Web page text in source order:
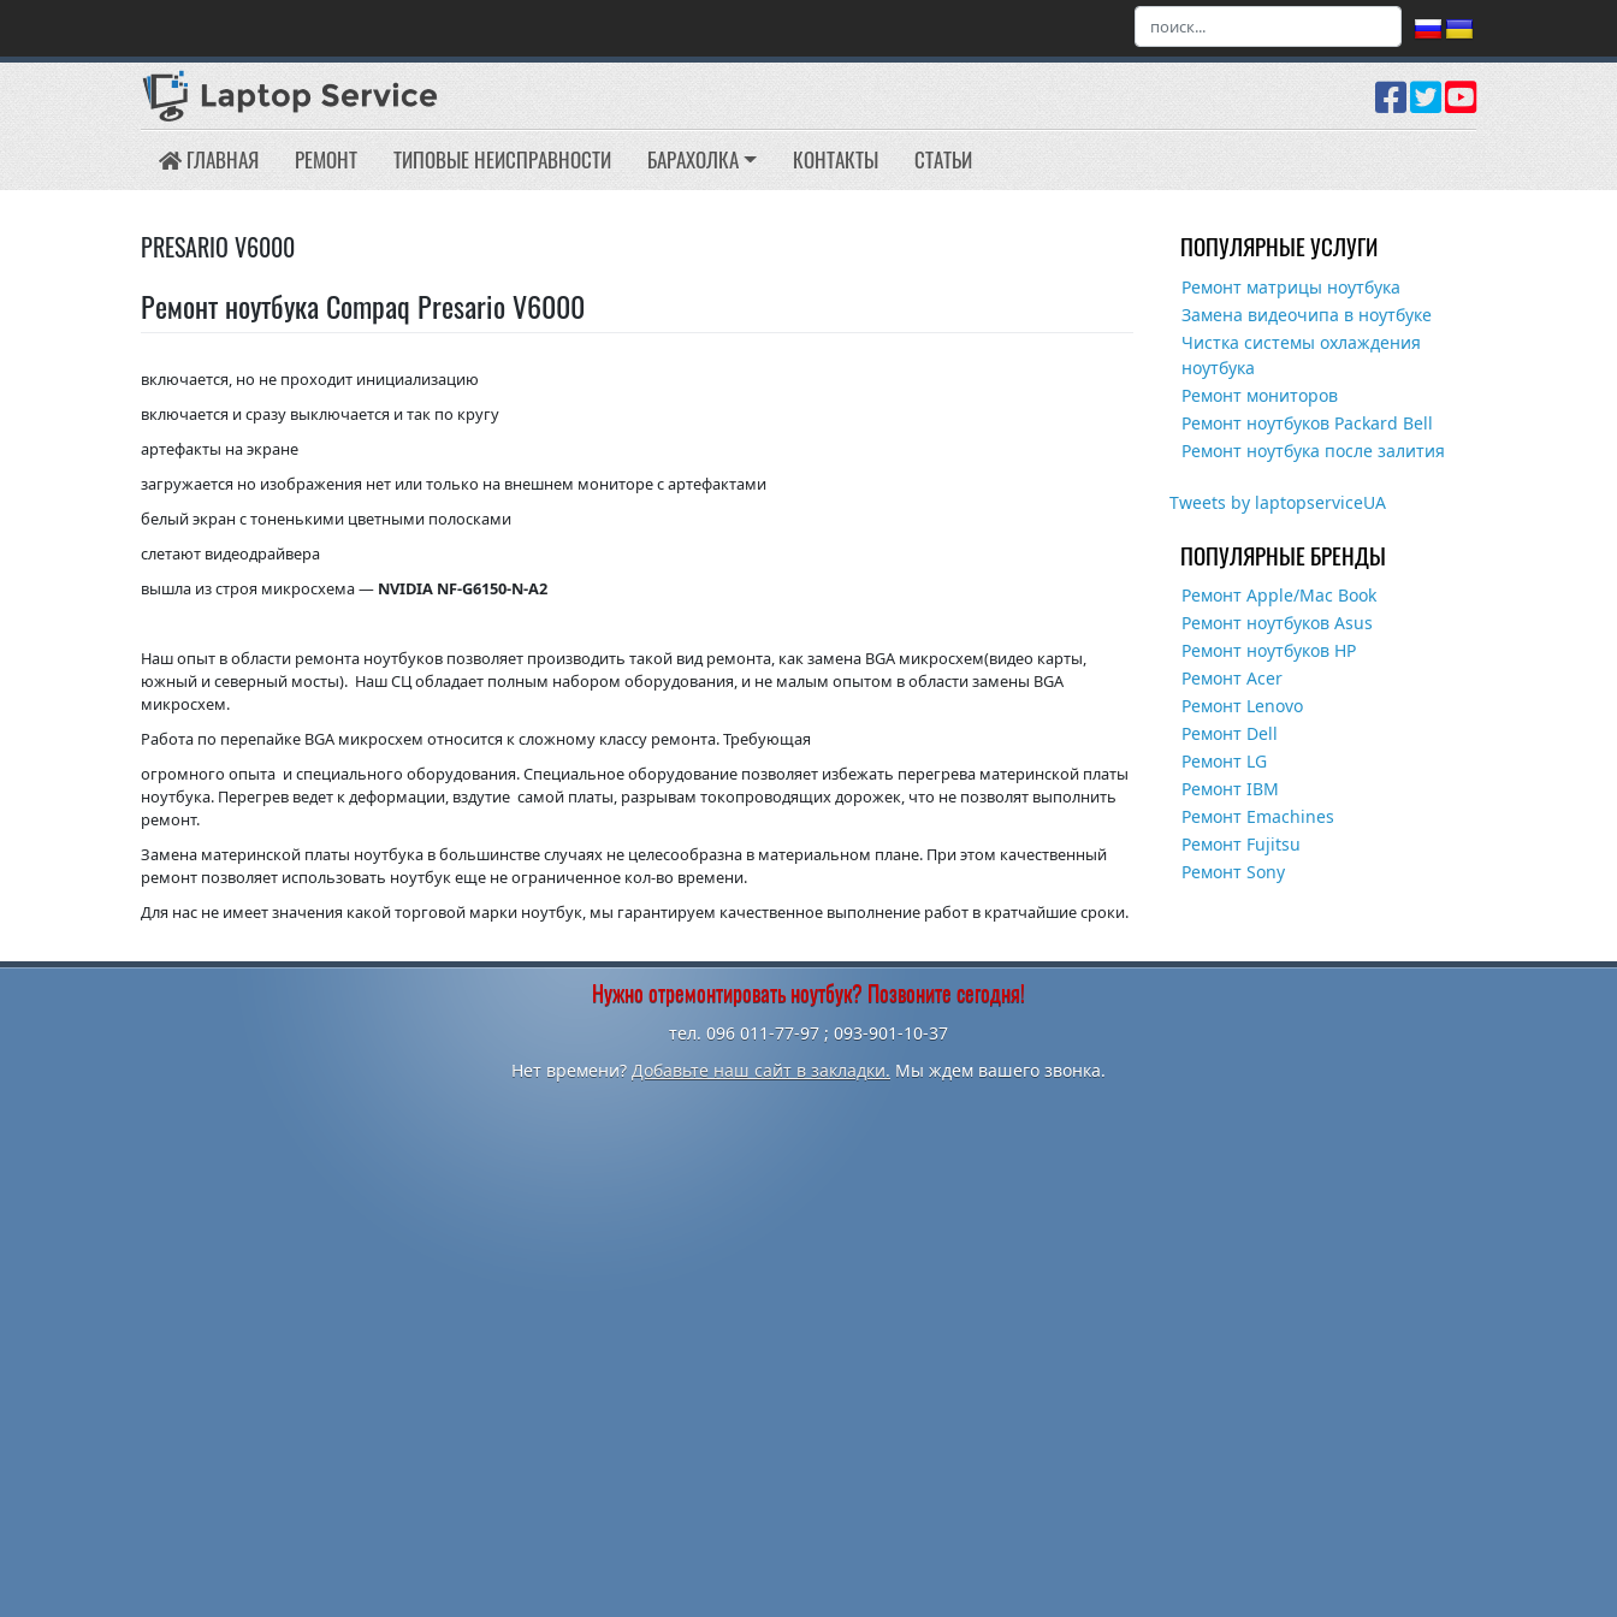
content
ГЛАВНАЯ РЕМОНТ ТИПОВЫЕ НЕИСПРАВНОСТИ БАРАХОЛКА КОНТАКТЫ СТАТЬИ
PRESARIO V6000
Ремонт ноутбука Compaq Presario V6000
включается, но не проходит инициализацию
включается и сразу выключается и так по кругу
артефакты на экране
загружается но изображения нет или только на внешнем мониторе с артефактами
белый экран с тоненькими цветными полосками
слетают видеодрайвера
вышла из строя микросхема — NVIDIA NF-G6150-N-A2
Наш опыт в области ремонта ноутбуков позволяет производить такой вид ремонта, как замена BGA микросхем(видео карты,
южный и северный мосты). Наш СЦ обладает полным набором оборудования, и не малым опытом в области замены BGA
микросхем.
Работа по перепайке BGA микросхем относится к сложному классу ремонта. Требующая
огромного опыта и специального оборудования. Специальное оборудование позволяет избежать перегрева материнской платы
ноутбука. Перегрев ведет к деформации, вздутие самой платы, разрывам токопроводящих дорожек, что не позволят выполнить
ремонт.
Замена материнской платы ноутбука в большинстве случаях не целесообразна в материальном плане. При этом качественный
ремонт позволяет использовать ноутбук еще не ограниченное кол-во времени.
Для нас не имеет значения какой торговой марки ноутбук, мы гарантируем качественное выполнение работ в кратчайшие сроки.
ПОПУЛЯРНЫЕ УСЛУГИ
Ремонт матрицы ноутбука
Замена видеочипа в ноутбуке
Чистка системы охлаждения
ноутбука
Ремонт мониторов
Ремонт ноутбуков Packard Bell
Ремонт ноутбука после залития
Tweets by laptopserviceUA
ПОПУЛЯРНЫЕ БРЕНДЫ
Ремонт Apple/Mac Book
Ремонт ноутбуков Asus
Ремонт ноутбуков HP
Ремонт Acer
Ремонт Lenovo
Ремонт Dell
Ремонт LG
Ремонт IBM
Ремонт Emachines
Ремонт Fujitsu
Ремонт Sony
Нужно отремонтировать ноутбук? Позвоните сегодня!
тел. 096 011-77-97 ; 093-901-10-37
Нет времени? Добавьте наш сайт в закладки. Мы ждем вашего звонка.